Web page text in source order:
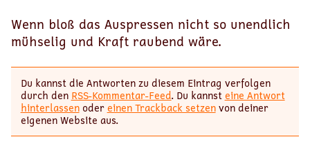
Wenn bloß das Auspressen nicht so unendlich
mühselig und Kraft raubend wäre.
Du kannst die Antworten zu diesem Eintrag verfolgen
durch den RSS-Kommentar-Feed. Du kannsteine Antwort
hinterlassenodereinen Trackback setzenvon deiner
eigenen Website aus.